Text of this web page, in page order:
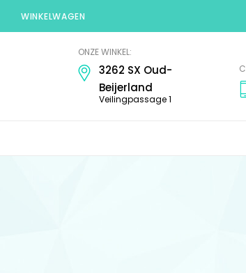
WINKELWAGEN
ONZE WINKEL:
3262 SX Oud-
Beijerland
Veilingpassage 1